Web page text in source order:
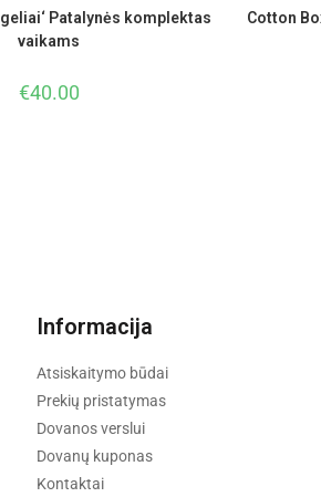
Patalynės komplektas
vaikams
€40.00
Cotton
Informacija
Atsiskaitymo būdai
Prekių pristatymas
Dovanos verslui
Dovanų kuponas
Kontaktai